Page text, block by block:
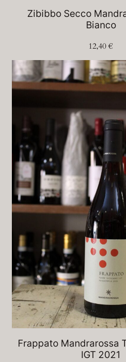
Zibibbo Secco
Bianco
12,40€
Frappato Mandrarossa
IGT 2021